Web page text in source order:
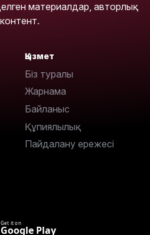
материалдар, авторлық
Қызмет
Біз туралы
Жарнама
Байланыс
Құпиялылық
Пайдалану ережесі
Get it on
Google Play